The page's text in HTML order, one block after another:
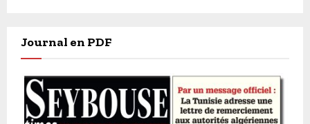
Journal en PDF